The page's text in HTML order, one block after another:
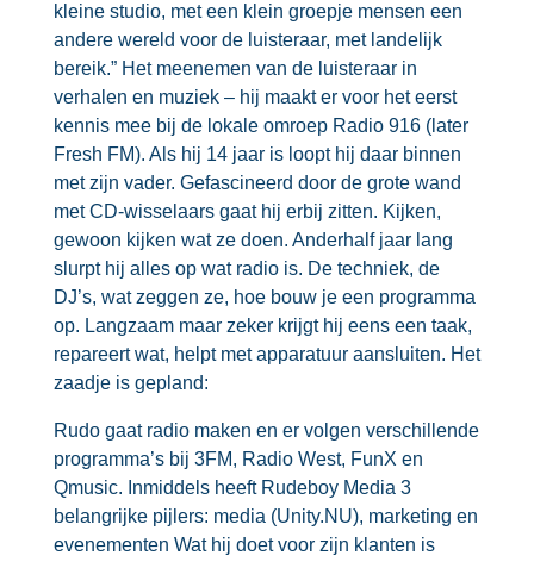
kleine studio, met een klein groepje mensen een
andere wereld voor de luisteraar, met landelijk
bereik.” Het meenemen van de luisteraar in
verhalen en muziek – hij maakt er voor het eerst
kennis mee bij de lokale omroep Radio 916 (later
Fresh FM). Als hij 14 jaar is loopt hij daar binnen
met zijn vader. Gefascineerd door de grote wand
met CD-wisselaars gaat hij erbij zitten. Kijken,
gewoon kijken wat ze doen. Anderhalf jaar lang
slurpt hij alles op wat radio is. De techniek, de
DJ’s, wat zeggen ze, hoe bouw je een programma
op. Langzaam maar zeker krijgt hij eens een taak,
repareert wat, helpt met apparatuur aansluiten. Het
zaadje is gepland:
Rudo gaat radio maken en er volgen verschillende
programma’s bij 3FM, Radio West, FunX en
Qmusic. Inmiddels heeft Rudeboy Media 3
belangrijke pijlers: media (Unity.NU), marketing en
evenementen Wat hij doet voor zijn klanten is